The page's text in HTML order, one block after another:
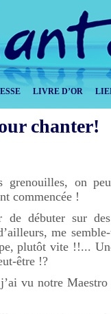
LIVRE D’OR
chanter!
grenouilles, on
commencée !
de débuter sur
me
plutôt vite !!...
être !?
vu notre